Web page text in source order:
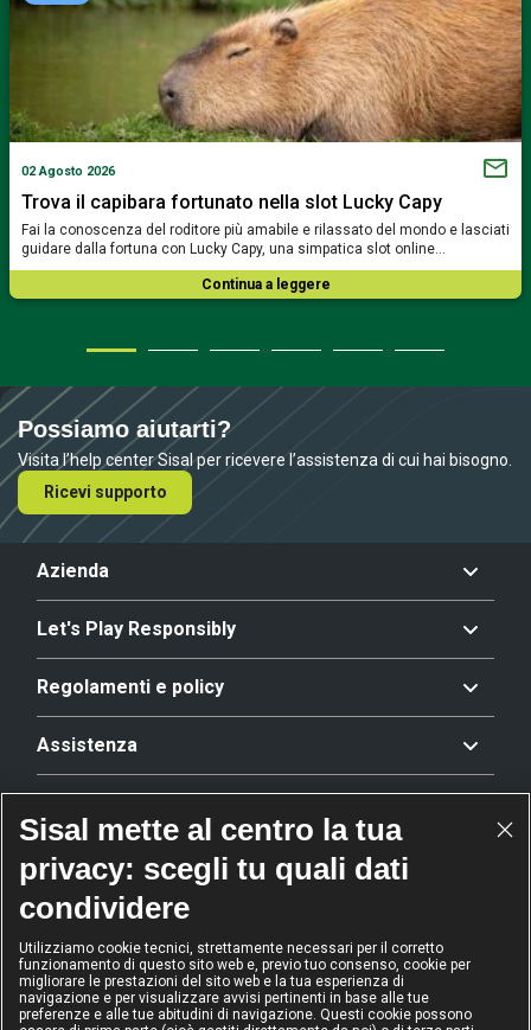
02 Agosto 2026
Trova il capibara fortunato nella slot Lucky Capy
Fai la conoscenza del roditore più amabile e rilassato del mondo e lasciati
guidare dalla fortuna con Lucky Capy, una simpatica slot online…
Continua a leggere
Possiamo aiutarti?
Visita l’help center Sisal per ricevere l’assistenza di cui hai bisogno.
Ricevi supporto
Azienda
Let's Play Responsibly
Regolamenti e policy
Assistenza
Riconoscimenti
2024
Operatore
dell'anno
2024
Operatore
Scommesse
sportive
2024
Operatore di
gioco sicuro
2024
Diversity &
Inclusion
Sisal mette al centro la tua
privacy: scegli tu quali dati
condividere
Utilizziamo cookie tecnici, strettamente necessari per il corretto
funzionamento di questo sito web e, previo tuo consenso, cookie per
migliorare le prestazioni del sito web e la tua esperienza di
navigazione e per visualizzare avvisi pertinenti in base alle tue
preferenze e alle tue abitudini di navigazione. Questi cookie possono